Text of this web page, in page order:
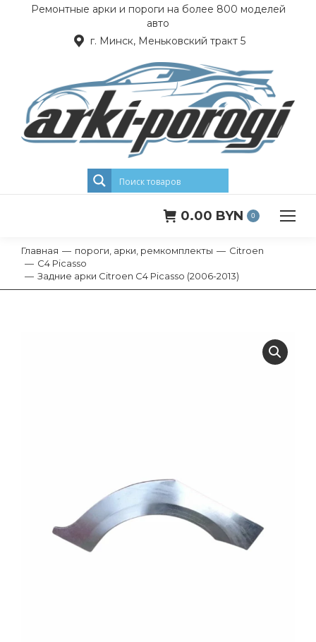
Ремонтные арки и пороги на более 800 моделей
авто
г. Минск, Меньковский тракт 5
0.00 BYN 0
Вы здесь:
Главная пороги, арки, ремкомплекты
Citroen
C4 Picasso
Задние арки Citroen C4 Picasso (2006-2013)